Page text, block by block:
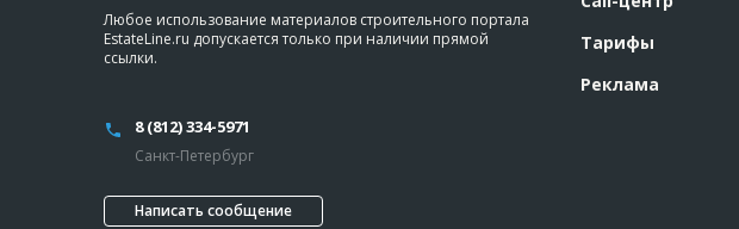
Любое использование материалов строительного портала
EstateLine.ru допускается только при наличии прямой
ссылки.
8 (812) 334-5971
Санкт-Петербург
Написать сообщение
Тарифы
Реклама